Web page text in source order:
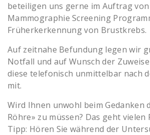
beteiligen uns gerne im Auftrag
Mammographie Screening
Früherkerkennung von Brustkrebs.
Auf zeitnahe Befundung legen wir
Notfall und auf Wunsch der
diese telefonisch unmittelbar nach
mit.
Wird Ihnen unwohl beim Gedanken
Röhre» zu müssen? Das geht vielen
Tipp: Hören Sie während der